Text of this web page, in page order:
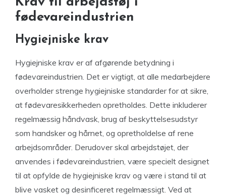
fødevareindustrien
Hygiejniske krav
Hygiejniske krav er af afgørende betydning i
fødevareindustrien. Det er vigtigt, at alle medarbejdere
overholder strenge hygiejniske standarder for at sikre,
at fødevaresikkerheden opretholdes. Dette inkluderer
regelmæssig håndvask, brug af beskyttelsesudstyr
som handsker og hårnet, og opretholdelse af rene
arbejdsområder. Derudover skal arbejdstøjet, der
anvendes i fødevareindustrien, være specielt designet
til at opfylde de hygiejniske krav og være i stand til at
blive vasket og desinficeret regelmæssigt. Ved at